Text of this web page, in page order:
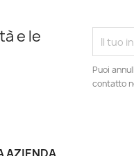
e le
Puoi
contatto